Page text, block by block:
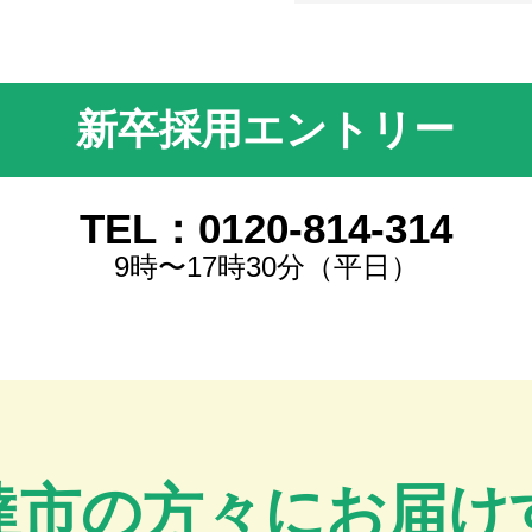
新卒採用エントリー
TEL：0120-814-314
9時〜17時30分（平日）
市の方々にお届け